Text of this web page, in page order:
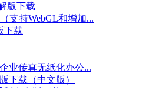
版下载
支持WebGL和增加...
下载
业传真无纸化办公...
下载（中文版）